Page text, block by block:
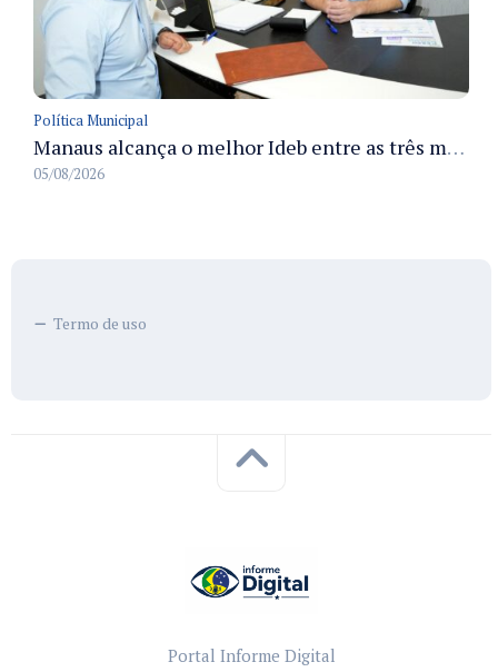
Política Municipal
Manaus alcança o melhor Ideb entre as três maiores redes municipais do país em 2025 com avanço na aprendizagem
05/08/2026
Termo de uso
Portal Informe Digital